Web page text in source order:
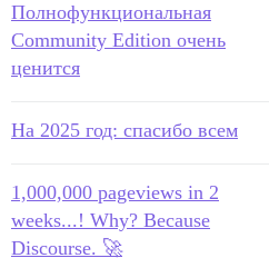
Полнофункциональная
Community Edition очень
ценится
На 2025 год: спасибо всем
1,000,000 pageviews in 2
weeks...! Why? Because
Discourse. 🚀